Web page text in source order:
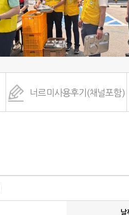
너르미사용후기(채널포함)
날